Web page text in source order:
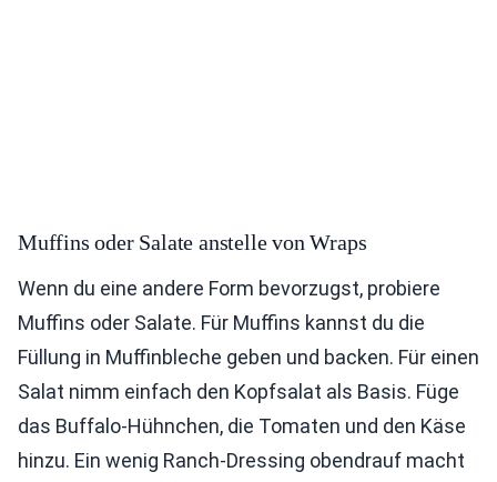
Muffins oder Salate anstelle von Wraps
Wenn du eine andere Form bevorzugst, probiere
Muffins oder Salate. Für Muffins kannst du die
Füllung in Muffinbleche geben und backen. Für einen
Salat nimm einfach den Kopfsalat als Basis. Füge
das Buffalo-Hühnchen, die Tomaten und den Käse
hinzu. Ein wenig Ranch-Dressing obendrauf macht